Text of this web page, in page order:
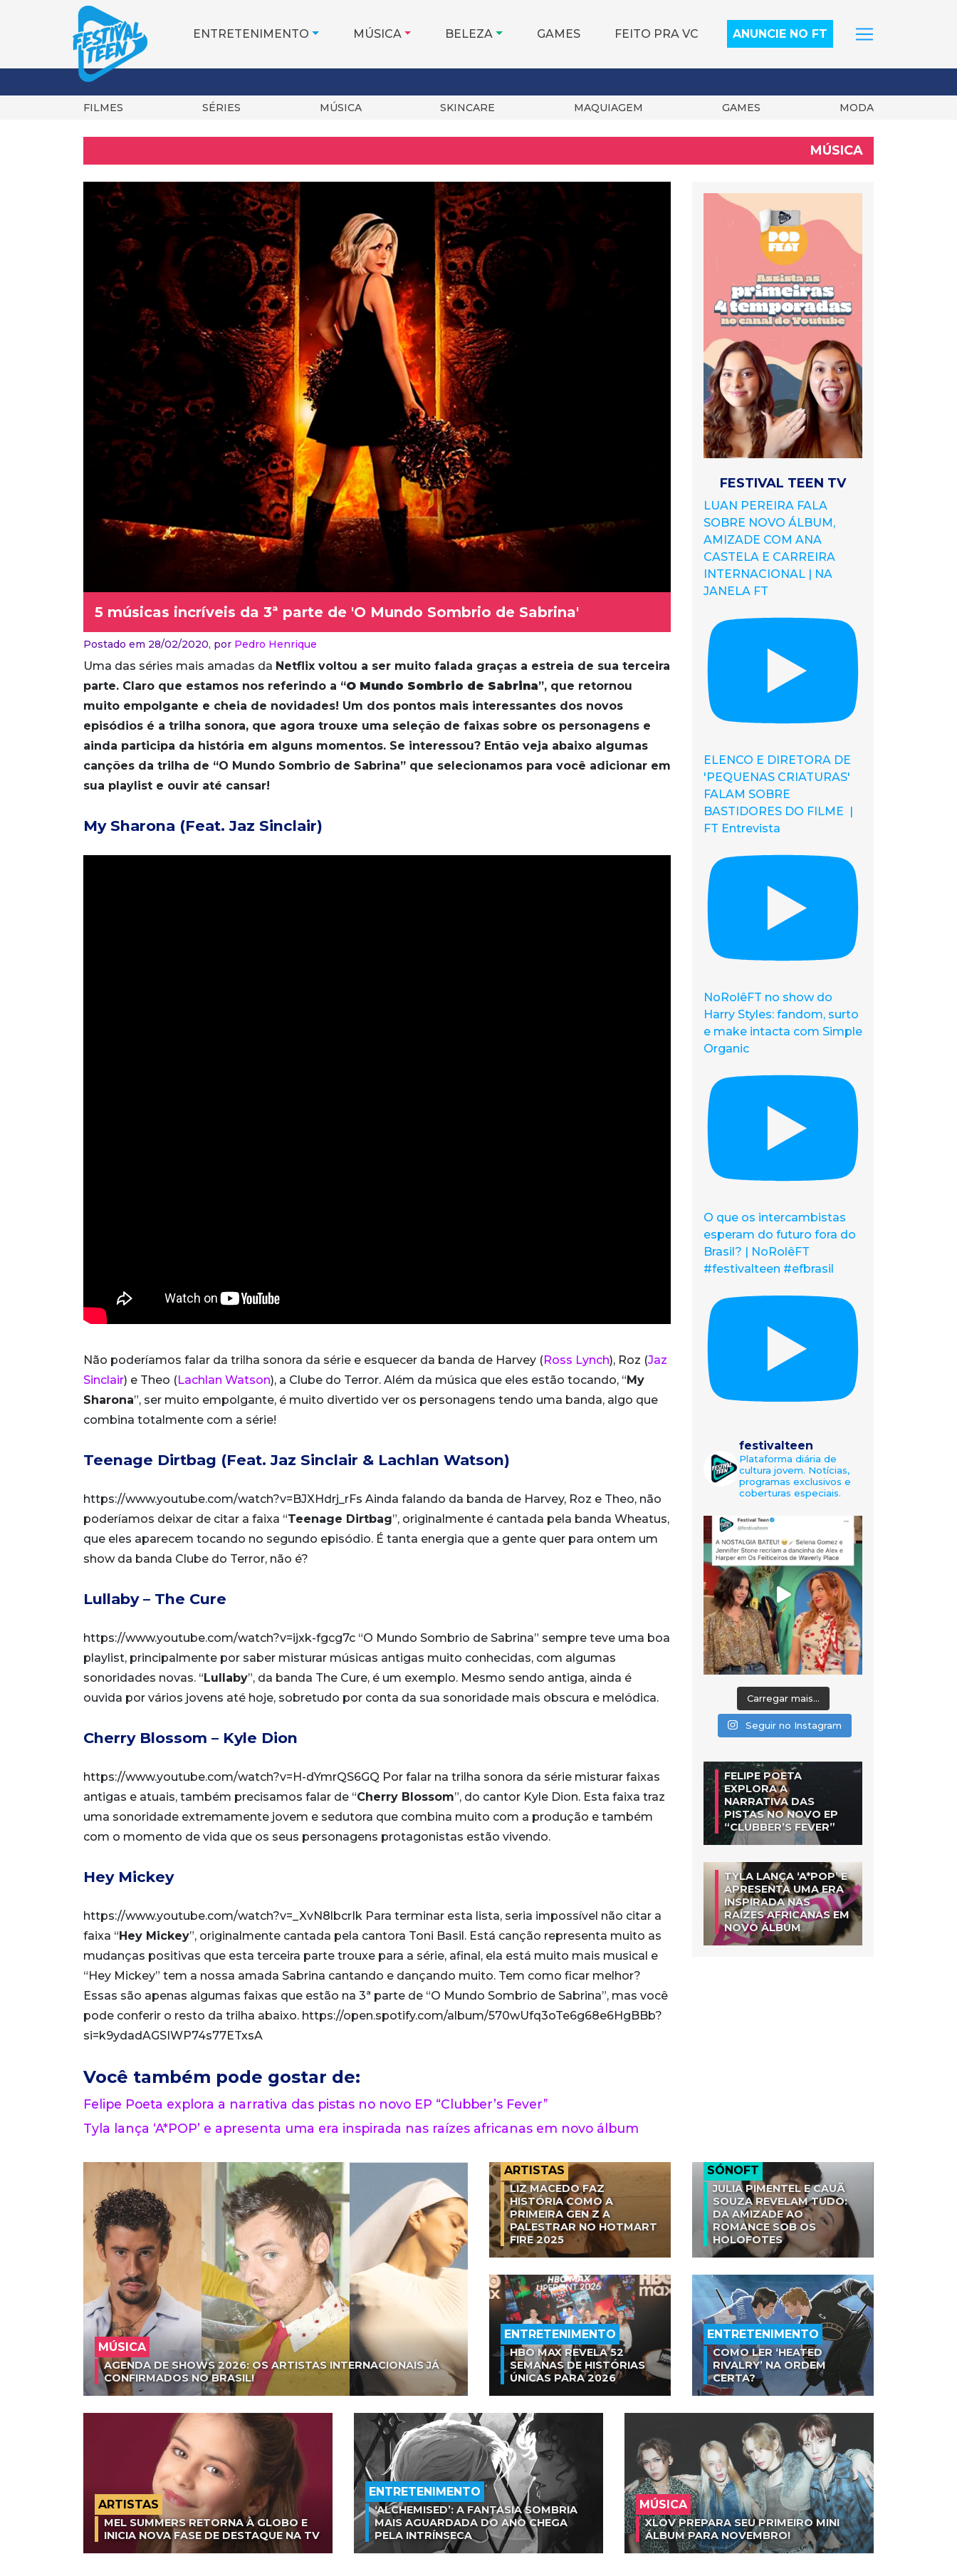
ENTRETENIMENTO MÚSICA BELEZA GAMES FEITO PRA VC ANUNCIE NO FT
FILMES SÉRIES MÚSICA SKINCARE MAQUIAGEM GAMES MODA
MÚSICA
5 músicas incríveis da 3ª parte de 'O Mundo Sombrio de Sabrina'
Postado em 28/02/2020, por Pedro Henrique
Uma das séries mais amadas da Netflix voltou a ser muito falada graças a estreia de sua terceira
parte. Claro que estamos nos referindo a “O Mundo Sombrio de Sabrina”, que retornou
muito empolgante e cheia de novidades! Um dos pontos mais interessantes dos novos
episódios é a trilha sonora, que agora trouxe uma seleção de faixas sobre os personagens e
ainda participa da história em alguns momentos. Se interessou? Então veja abaixo algumas
canções da trilha de “O Mundo Sombrio de Sabrina” que selecionamos para você adicionar em
sua playlist e ouvir até cansar!
My Sharona (Feat. Jaz Sinclair)
Não poderíamos falar da trilha sonora da série e esquecer da banda de Harvey (Ross Lynch), Roz (Jaz
Sinclair) e Theo (Lachlan Watson), a Clube do Terror. Além da música que eles estão tocando, “ My
Sharona”, ser muito empolgante, é muito divertido ver os personagens tendo uma banda, algo que
combina totalmente com a série!
Teenage Dirtbag (Feat. Jaz Sinclair & Lachlan Watson)
https://www.youtube.com/watch?v=BJXHdrj_rFs Ainda falando da banda de Harvey, Roz e Theo, não
poderíamos deixar de citar a faixa “Teenage Dirtbag”, originalmente é cantada pela banda Wheatus,
que eles aparecem tocando no segundo episódio. É tanta energia que a gente quer para ontem um
show da banda Clube do Terror, não é?
Lullaby – The Cure
https://www.youtube.com/watch?v=ijxk-fgcg7c “O Mundo Sombrio de Sabrina” sempre teve uma boa
playlist, principalmente por saber misturar músicas antigas muito conhecidas, com algumas
sonoridades novas. “ Lullaby”, da banda The Cure, é um exemplo. Mesmo sendo antiga, ainda é
ouvida por vários jovens até hoje, sobretudo por conta da sua sonoridade mais obscura e melódica.
Cherry Blossom – Kyle Dion
https://www.youtube.com/watch?v=H-dYmrQS6GQ Por falar na trilha sonora da série misturar faixas
antigas e atuais, também precisamos falar de “Cherry Blossom”, do cantor Kyle Dion. Esta faixa traz
uma sonoridade extremamente jovem e sedutora que combina muito com a produção e também
com o momento de vida que os seus personagens protagonistas estão vivendo.
Hey Mickey
https://www.youtube.com/watch?v=_XvN8lbcrIk Para terminar esta lista, seria impossível não citar a
faixa “ Hey Mickey”, originalmente cantada pela cantora Toni Basil. Está canção representa muito as
mudanças positivas que esta terceira parte trouxe para a série, afinal, ela está muito mais musical e
“Hey Mickey” tem a nossa amada Sabrina cantando e dançando muito. Tem como ficar melhor?
Essas são apenas algumas faixas que estão na 3ª parte de “O Mundo Sombrio de Sabrina”, mas você
pode conferir o resto da trilha abaixo. https://open.spotify.com/album/570wUfq3oTe6g68e6HgBBb?
si=k9ydadAGSIWP74s77ETxsA
Você também pode gostar de:
Felipe Poeta explora a narrativa das pistas no novo EP “Clubber’s Fever”
Tyla lança ‘A*POP’ e apresenta uma era inspirada nas raízes africanas em novo álbum
FESTIVAL TEEN TV
LUAN PEREIRA FALA
SOBRE NOVO ÁLBUM,
AMIZADE COM ANA
CASTELA E CARREIRA
INTERNACIONAL | NA
JANELA FT
ELENCO E DIRETORA DE
'PEQUENAS CRIATURAS'
FALAM SOBRE
BASTIDORES DO FILME |
FT Entrevista
NoRolêFT no show do
Harry Styles: fandom, surto
e make intacta com Simple
Organic
O que os intercambistas
esperam do futuro fora do
Brasil? | NoRolêFT
#festivalteen #efbrasil
festivalteen
Plataforma diária de
cultura jovem. Notícias,
programas exclusivos e
coberturas especiais.
Carregar mais...
Seguir no Instagram
FELIPE POETA
EXPLORA A
NARRATIVA DAS
PISTAS NO NOVO EP
“CLUBBER’S FEVER”
TYLA LANÇA ‘A*POP’ E
APRESENTA UMA ERA
INSPIRADA NAS
RAÍZES AFRICANAS EM
NOVO ÁLBUM
MÚSICA
AGENDA DE SHOWS 2026: OS ARTISTAS INTERNACIONAIS JÁ
CONFIRMADOS NO BRASIL!
ARTISTAS
LIZ MACEDO FAZ
HISTÓRIA COMO A
PRIMEIRA GEN Z A
PALESTRAR NO HOTMART
FIRE 2025
SÓNOFT
JULIA PIMENTEL E CAUÃ
SOUZA REVELAM TUDO:
DA AMIZADE AO
ROMANCE SOB OS
HOLOFOTES
ENTRETENIMENTO
HBO MAX REVELA 52
SEMANAS DE HISTÓRIAS
ÚNICAS PARA 2026
ENTRETENIMENTO
COMO LER ‘HEATED
RIVALRY’ NA ORDEM
CERTA?
ARTISTAS
MEL SUMMERS RETORNA À GLOBO E
INICIA NOVA FASE DE DESTAQUE NA TV
ENTRETENIMENTO
‘ALCHEMISED’: A FANTASIA SOMBRIA
MAIS AGUARDADA DO ANO CHEGA
PELA INTRÍNSECA
MÚSICA
XLOV PREPARA SEU PRIMEIRO MINI
ÁLBUM PARA NOVEMBRO!